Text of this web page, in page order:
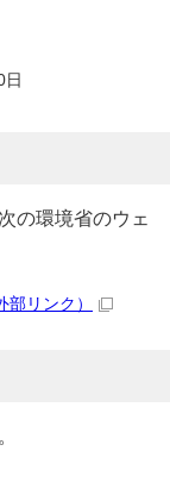
の環境省のウェ
部リンク）